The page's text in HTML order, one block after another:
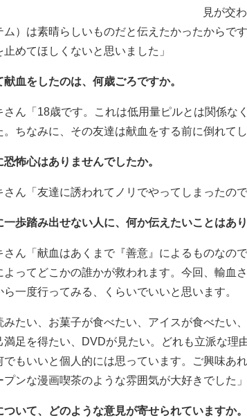
見が交
ム）は素晴らしいものだと伝えたかったからで
止めてほしくないと思いました」
献血をしたのは、何歳ごろですか。
さん「18歳です。これは低用量ピルとは関係な
。ちなみに、その友達は献血をする前に倒れて
恐怖心はありませんでしたか。
さん「友達に誘われてノリでやってしまったの
一歩踏み出せない人に、何か伝えたいことはあり
さん「献血はあくまで『善意』によるものなの
よってどこかの誰かが救われます。今回、輸血
ら一度行ってみる、くらいでいいと思います。
みたい、お菓子が食べたい、アイスが食べたい
満足を得たい、DVDが見たい。どれも立派な理
でもいいと個人的には思っています。ご興味あ
プンな漫画喫茶のような雰囲気が大好きでした」
ついて、どのような意見が寄せられていますか。